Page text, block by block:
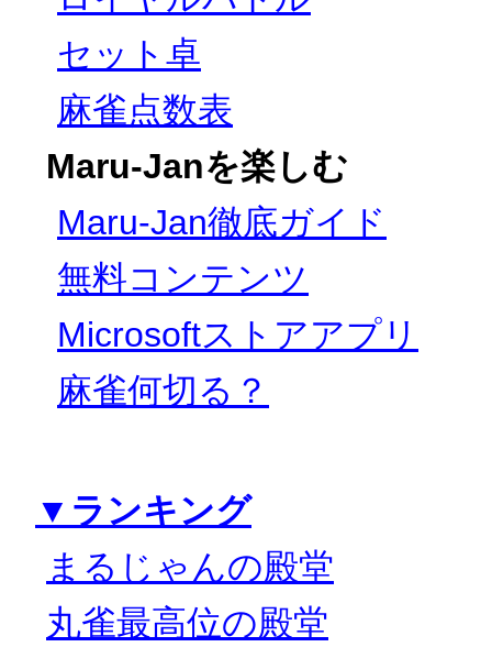
セット卓
麻雀点数表
Maru-Janを楽しむ
Maru-Jan徹底ガイド
無料コンテンツ
Microsoftストアアプリ
麻雀何切る？
▼ランキング
まるじゃんの殿堂
丸雀最高位の殿堂